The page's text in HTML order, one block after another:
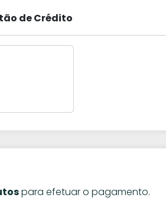
de Crédito
para efetuar o pagamento.